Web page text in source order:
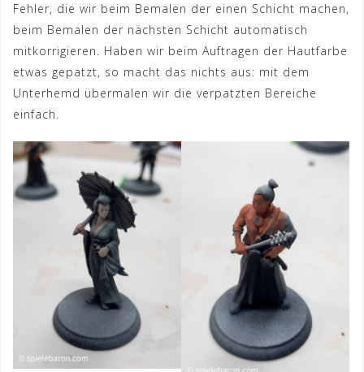
Fehler, die wir beim Bemalen der einen Schicht machen,
beim Bemalen der nächsten Schicht automatisch
mitkorrigieren. Haben wir beim Auftragen der Hautfarbe
etwas gepatzt, so macht das nichts aus: mit dem
Unterhemd übermalen wir die verpatzten Bereiche
einfach.